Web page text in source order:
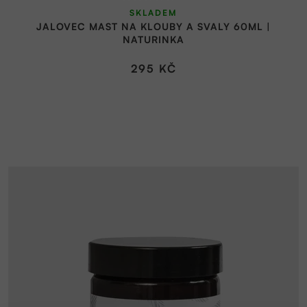
JALOVEC MAST NA KLOUBY A SVALY 60ML |
NATURINKA
hodnocení
produktu
je
SKLADEM
295 KČ